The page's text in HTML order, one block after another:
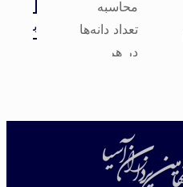
محاسبه
تعداد دانه‌ها
در هر
بسته
تشخیص و
محاسبه
درصد